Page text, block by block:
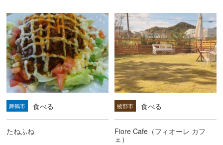
舞鶴市 食べる
たねふね
綾部市 食べる
Fiore Cafe（フィオーレ カフ
ェ）